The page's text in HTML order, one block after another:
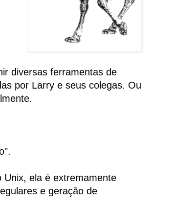
diversas ferramentas de
por Larry e seus colegas. Ou
Unix, ela é extremamente
e geração de